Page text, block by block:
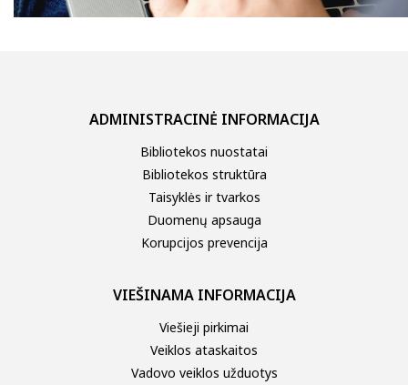
ADMINISTRACINĖ INFORMACIJA
Bibliotekos nuostatai
Bibliotekos struktūra
Taisyklės ir tvarkos
Duomenų apsauga
Korupcijos prevencija
VIEŠINAMA INFORMACIJA
Viešieji pirkimai
Veiklos ataskaitos
Vadovo veiklos užduotys